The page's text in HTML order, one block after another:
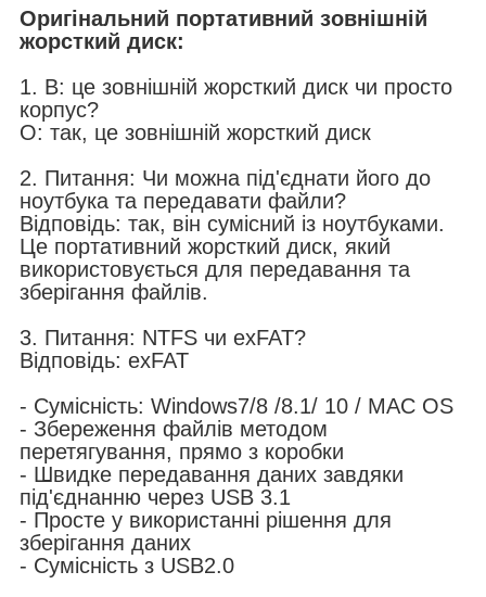
Оригінальний портативний зовнішній
жорсткий диск:
1. В: це зовнішній жорсткий диск чи просто
корпус?
О: так, це зовнішній жорсткий диск
2. Питання: Чи можна під'єднати його до
ноутбука та передавати файли?
Відповідь: так, він сумісний із ноутбуками.
Це портативний жорсткий диск, який
використовується для передавання та
зберігання файлів.
3. Питання: NTFS чи exFAT?
Відповідь: exFAT
- Сумісність: Windows7/8 /8.1/ 10 / MAC OS
- Збереження файлів методом
перетягування, прямо з коробки
- Швидке передавання даних завдяки
під'єднанню через USB 3.1
- Просте у використанні рішення для
зберігання даних
- Сумісність з USB2.0